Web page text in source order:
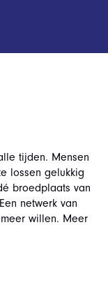
tijden. Mensen
lossen gelukkig
broedplaats van
netwerk van
willen. Meer